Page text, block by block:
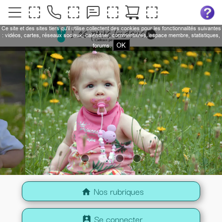
home Nos rubriques
perm_contact_calendar Se connecter
Ce site et des sites tiers qu'il utilise collectent des cookies pour les fonctionnalités suivantes
: vidéos, cartes, réseaux sociaux, calendrier, commentaires, espace membre, statistiques,
forums.
OK